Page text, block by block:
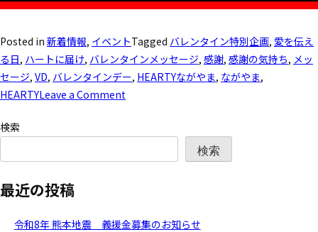
Posted in 新着情報, イベントTagged バレンタイン特別企画, 愛を伝え
る日, ハートに届け, バレンタインメッセージ, 感謝, 感謝の気持ち, メッ
セージ, VD, バレンタインデー, HEARTYながやま, ながやま,
HEARTYLeave a Comment
検索
検索
最近の投稿
令和8年 熊本地震 義援金募集のお知らせ